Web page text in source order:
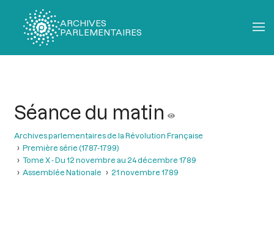
ARCHIVES
PARLEMENTAIRES
Séance du matin
Archives parlementaires de la Révolution Française
Première série (1787-1799)
Tome X - Du 12 novembre au 24 décembre 1789
Assemblée Nationale
21 novembre 1789